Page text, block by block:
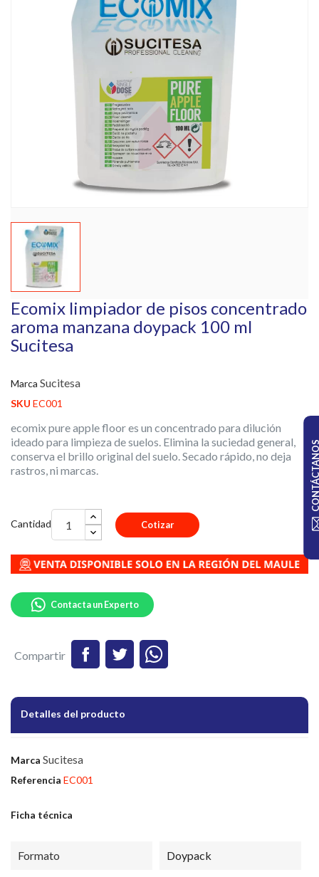
Ecomix limpiador de pisos concentrado
aroma manzana doypack 100 ml
Sucitesa
Marca Sucitesa
SKU EC001
ecomix pure apple floor es un concentrado para dilución
ideado para limpieza de suelos. Elimina la suciedad general,
conserva el brillo original del suelo. Secado rápido, no deja
rastros, ni marcas.
Cantidad Cotizar
Compartir
Contacta un Experto
Detalles del producto
Marca Sucitesa
Referencia EC001
Ficha técnica
Formato Doypack